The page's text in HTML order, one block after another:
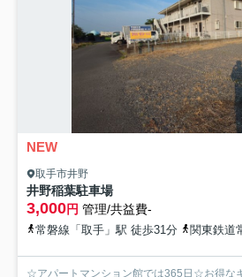
NEW
取手市井野
井野稲葉駐車場
3,000円 管理/共益費-
常磐線「取手」駅 徒歩31分 関東鉄道常
☆アパートマンション館では365日☆お得な